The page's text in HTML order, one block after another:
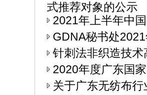
式推荐对象的公示
2021年上半年中
GDNA秘书处
针刺法非织造技
2020年度广东国
关于广东无纺布